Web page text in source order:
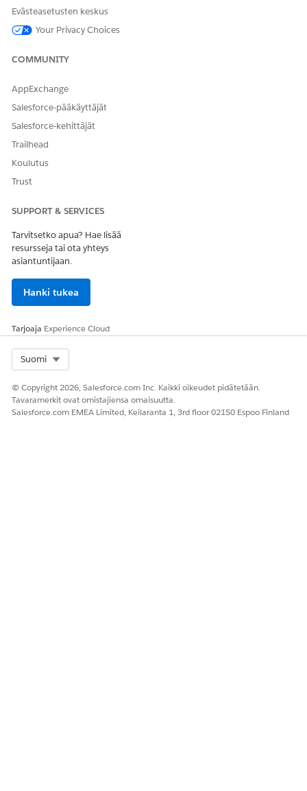
RATKAISIKO TÄMÄ ARTIKKELI ONGELMASI?
Evästeasetusten keskus
Your Privacy Choices
COMMUNITY
AppExchange
Salesforce-pääkäyttäjät
Salesforce-kehittäjät
Trailhead
Koulutus
Trust
SUPPORT & SERVICES
Tarvitsetko apua? Hae lisää
resursseja tai ota yhteys
asiantuntijaan.
Hanki tukea
Tarjoaja Experience Cloud
Suomi
© Copyright 2026, Salesforce.com Inc. Kaikki oikeudet pidätetään.
Tavaramerkit ovat omistajiensa omaisuutta.
Salesforce.com EMEA Limited, Keilaranta 1, 3rd floor 02150 Espoo Finland